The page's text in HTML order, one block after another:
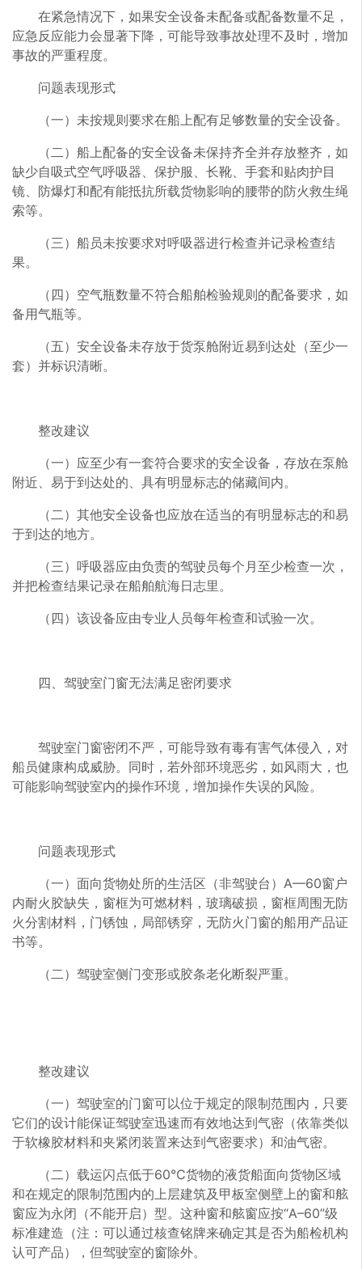
在紧急情况下，如果安全设备未配备或配备数量不足，
应急反应能力会显著下降，可能导致事故处理不及时，增加
事故的严重程度。
问题表现形式
（一）未按规则要求在船上配有足够数量的安全设备。
（二）船上配备的安全设备未保持齐全并存放整齐，如
缺少自吸式空气呼吸器、保护服、长靴、手套和贴肉护目
镜、防爆灯和配有能抵抗所载货物影响的腰带的防火救生绳
索等。
（三）船员未按要求对呼吸器进行检查并记录检查结
果。
（四）空气瓶数量不符合船舶检验规则的配备要求，如
备用气瓶等。
（五）安全设备未存放于货泵舱附近易到达处（至少一
套）并标识清晰。
整改建议
（一）应至少有一套符合要求的安全设备，存放在泵舱
附近、易于到达处的、具有明显标志的储藏间内。
（二）其他安全设备也应放在适当的有明显标志的和易
于到达的地方。
（三）呼吸器应由负责的驾驶员每个月至少检查一次，
并把检查结果记录在船舶航海日志里。
（四）该设备应由专业人员每年检查和试验一次。
四、驾驶室门窗无法满足密闭要求
驾驶室门窗密闭不严，可能导致有毒有害气体侵入，对
船员健康构成威胁。同时，若外部环境恶劣，如风雨大，也
可能影响驾驶室内的操作环境，增加操作失误的风险。
问题表现形式
（一）面向货物处所的生活区（非驾驶台）A—60窗户
内耐火胶缺失，窗框为可燃材料，玻璃破损，窗框周围无防
火分割材料，门锈蚀，局部锈穿，无防火门窗的船用产品证
书等。
（二）驾驶室侧门变形或胶条老化断裂严重。
整改建议
（一）驾驶室的门窗可以位于规定的限制范围内，只要
它们的设计能保证驾驶室迅速而有效地达到气密（依靠类似
于软橡胶材料和夹紧闭装置来达到气密要求）和油气密。
（二）载运闪点低于60℃货物的液货船面向货物区域
和在规定的限制范围内的上层建筑及甲板室侧壁上的窗和舷
窗应为永闭（不能开启）型。这种窗和舷窗应按“A–60”级
标准建造（注：可以通过核查铭牌来确定其是否为船检机构
认可产品），但驾驶室的窗除外。